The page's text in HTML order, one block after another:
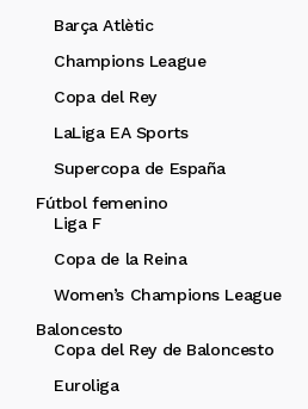
Barça Atlètic
Champions League
Copa del Rey
LaLiga EA Sports
Supercopa de España
Fútbol femenino
Liga F
Copa de la Reina
Women’s Champions League
Baloncesto
Copa del Rey de Baloncesto
Euroliga